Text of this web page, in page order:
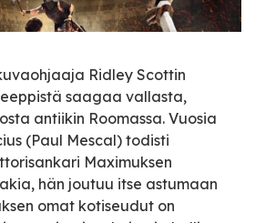
Ridley Scottin
saagaa vallasta,
antiikin Roomassa. Vuosia
(Paul Mescal) todisti
Maximuksen
hän joutuu itse astumaan
omat kotiseudut on